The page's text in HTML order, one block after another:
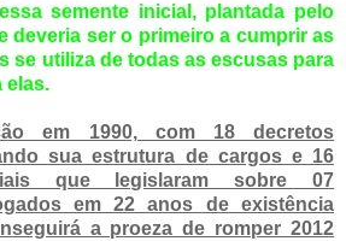
semente inicial, plantada pelo
deveria ser o primeiro a cumprir as
se utiliza de todas as escusas para
elas.
em 1990, com 18 decretos
sua estrutura de cargos e 16
que legislaram sobre 07
em 22 anos de existência
a proeza de romper 2012